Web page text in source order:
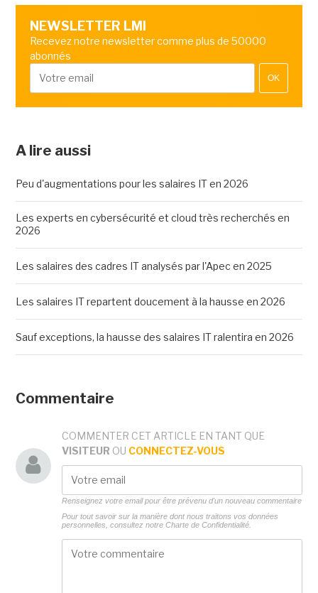
NEWSLETTER LMI
Recevez notre newsletter comme plus de 50000
abonnés
OK
A lire aussi
Peu d'augmentations pour les salaires IT en 2026
Les experts en cybersécurité et cloud très recherchés en
2026
Les salaires des cadres IT analysés par l'Apec en 2025
Les salaires IT repartent doucement à la hausse en 2026
Sauf exceptions, la hausse des salaires IT ralentira en 2026
Commentaire
COMMENTER CET ARTICLE EN TANT QUE
VISITEUR OU CONNECTEZ-VOUS
Renseignez votre email pour être prévenu d'un nouveau commentaire
Pour tout savoir sur la manière dont nous traitons vos données
personnelles, consultez notre Charte de Confidentialité.